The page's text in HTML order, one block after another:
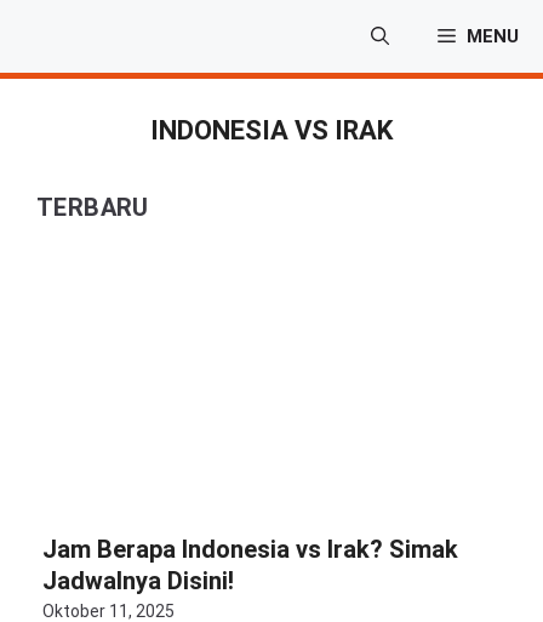
isi
MENU
INDONESIA VS IRAK
TERBARU
Jam Berapa Indonesia vs Irak? Simak
Jadwalnya Disini!
Oktober 11, 2025